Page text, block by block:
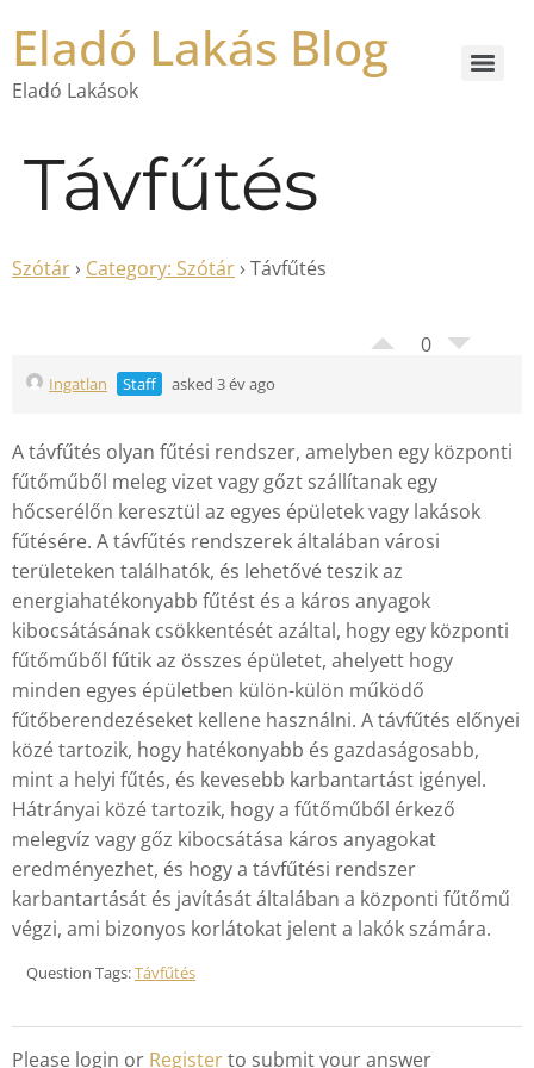
Eladó Lakás Blog
Eladó Lakások
Távfűtés
Szótár › Category: Szótár › Távfűtés
0
Ingatlan Staff asked 3 év ago
A távfűtés olyan fűtési rendszer, amelyben egy központi
fűtőműből meleg vizet vagy gőzt szállítanak egy
hőcserélőn keresztül az egyes épületek vagy lakások
fűtésére. A távfűtés rendszerek általában városi
területeken találhatók, és lehetővé teszik az
energiahatékonyabb fűtést és a káros anyagok
kibocsátásának csökkentését azáltal, hogy egy központi
fűtőműből fűtik az összes épületet, ahelyett hogy
minden egyes épületben külön-külön működő
fűtőberendezéseket kellene használni. A távfűtés előnyei
közé tartozik, hogy hatékonyabb és gazdaságosabb,
mint a helyi fűtés, és kevesebb karbantartást igényel.
Hátrányai közé tartozik, hogy a fűtőműből érkező
melegvíz vagy gőz kibocsátása káros anyagokat
eredményezhet, és hogy a távfűtési rendszer
karbantartását és javítását általában a központi fűtőmű
végzi, ami bizonyos korlátokat jelent a lakók számára.
Question Tags:Távfűtés
Please login or Registerto submit your answer